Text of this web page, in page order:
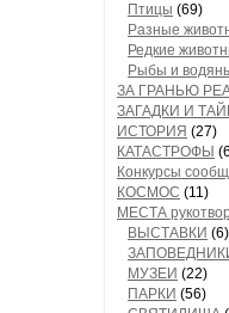
Птицы (69)
Разные
Редкие
Рыбы и
ЗА ГРАНЬЮ
ЗАГАДКИ И
ИСТОРИЯ (27)
КАТАСТРОФЫ
Конкурсы
КОСМОС (11)
МЕСТА
ВЫСТАВКИ (6)
МУЗЕИ (22)
ПАРКИ (56)